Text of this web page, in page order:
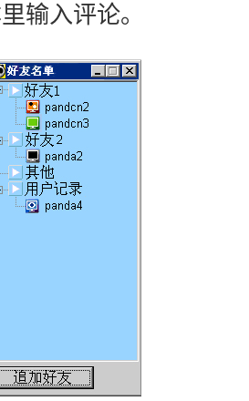
输入评论。